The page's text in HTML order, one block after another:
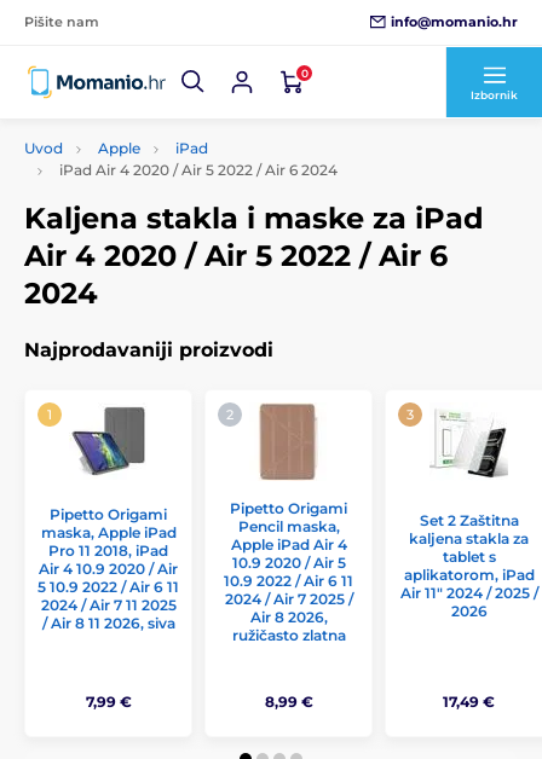
Pišite nam info@momanio.hr
0
Izbornik
Uvod Apple
iPad
iPad Air 4 2020 / Air 5 2022 / Air 6 2024
Kaljena stakla i maske za iPad
Air 4 2020 / Air 5 2022 / Air 6
2024
Najprodavaniji proizvodi
Pipetto Origami
maska, Apple iPad
Pro 11 2018, iPad
Air 4 10.9 2020 / Air
5 10.9 2022 / Air 6 11
2024 / Air 7 11 2025
/ Air 8 11 2026, siva
7,99 €
Pipetto Origami
Pencil maska,
Apple iPad Air 4
10.9 2020 / Air 5
10.9 2022 / Air 6 11
2024 / Air 7 2025 /
Air 8 2026,
ružičasto zlatna
8,99 €
Set 2 Zaštitna
kaljena stakla za
tablet s
aplikatorom, iPad
Air 11" 2024 / 2025 /
2026
17,49 €